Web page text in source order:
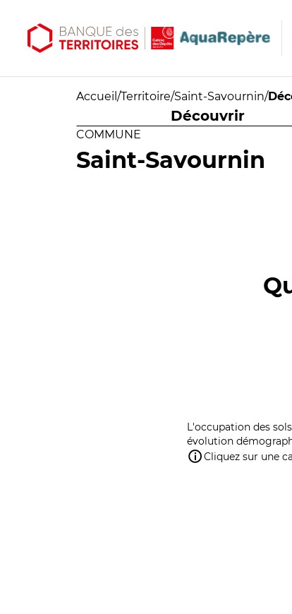
Accueil /Territoire/Saint-Savournin/
Découvrir
COMMUNE
Saint-Savournin
L'occupation des
évolution
Cliquez sur une